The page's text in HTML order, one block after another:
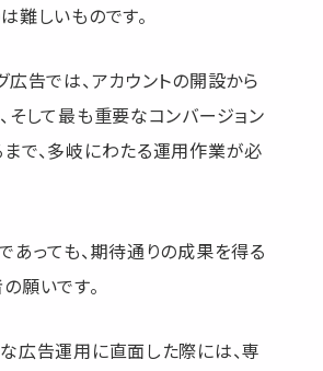
難しいものです。
広告では、アカウントの開設から
そして最も重要なコンバージョン
で、多岐にわたる運用作業が必
あっても、期待通りの成果を得る
願いです。
広告運用に直面した際には、専